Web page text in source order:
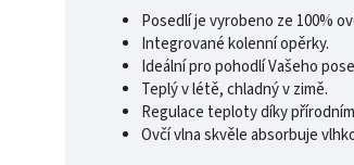
Posedlí je vyrobeno ze 100%
Integrované kolenní opěrky.
Ideální pro pohodlí Vašeho
Teplý v létě, chladný v zimě.
Regulace teploty díky
Ovčí vlna skvěle absorbuje